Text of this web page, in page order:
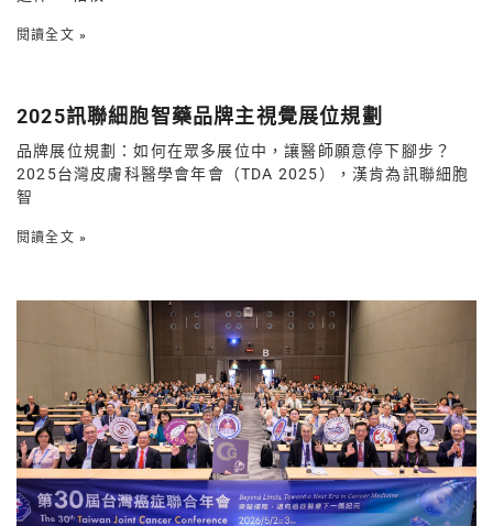
閱讀全文 »
2025訊聯細胞智藥品牌主視覺展位規劃
品牌展位規劃：如何在眾多展位中，讓醫師願意停下腳步？
2025台灣皮膚科醫學會年會（TDA 2025），漢肯為訊聯細胞
智
閱讀全文 »